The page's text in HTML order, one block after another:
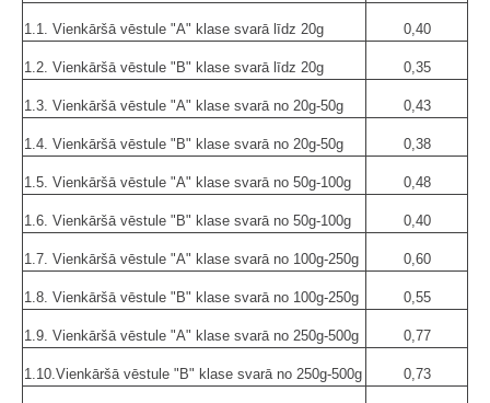
1.1. Vienkāršā vēstule "A" klase svarā līdz 20g 0,40
1.2. Vienkāršā vēstule "B" klase svarā līdz 20g 0,35
1.3. Vienkāršā vēstule "A" klase svarā no 20g-50g 0,43
1.4. Vienkāršā vēstule "B" klase svarā no 20g-50g 0,38
1.5. Vienkāršā vēstule "A" klase svarā no 50g-100g 0,48
1.6. Vienkāršā vēstule "B" klase svarā no 50g-100g 0,40
1.7. Vienkāršā vēstule "A" klase svarā no 100g-250g 0,60
1.8. Vienkāršā vēstule "B" klase svarā no 100g-250g 0,55
1.9. Vienkāršā vēstule "A" klase svarā no 250g-500g 0,77
1.10.Vienkāršā vēstule "B" klase svarā no 250g-500g 0,73